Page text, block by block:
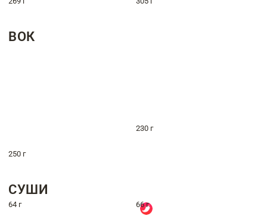
ВОК
230 г
250 г
СУШИ
64 г 66 г